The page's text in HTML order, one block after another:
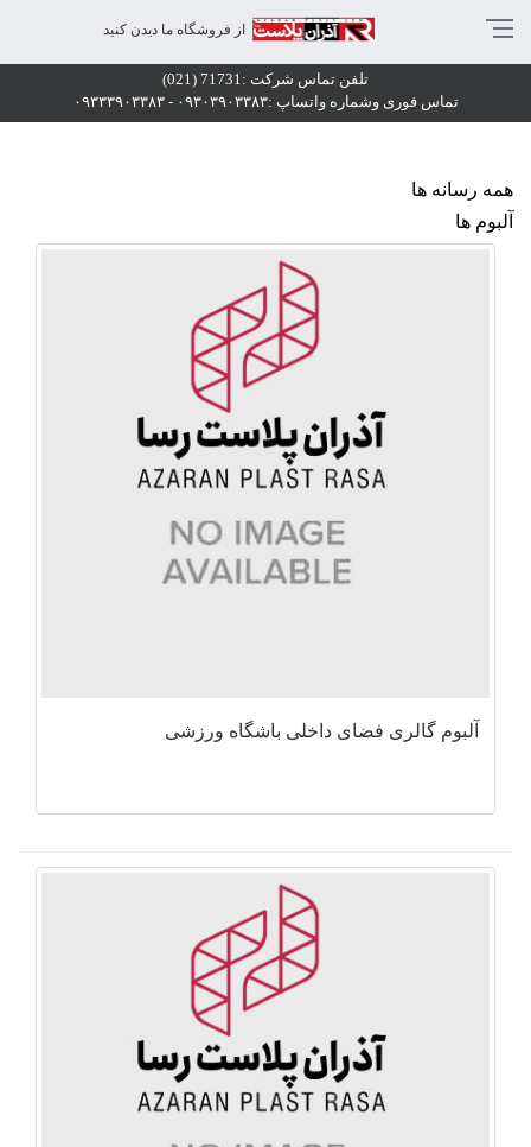
باشگاه ورزشی
تلفن تماس شرکت :71731 (021)
تماس فوری وشماره واتساپ :۰۹۳۰۳۹۰۳۳۸۳ - ۰۹۳۳۳۹۰۳۳۸۳
از فروشگاه ما دیدن کنید
همه رسانه ها
آلبوم ها
آلبوم گالری فضای داخلی باشگاه ورزشی